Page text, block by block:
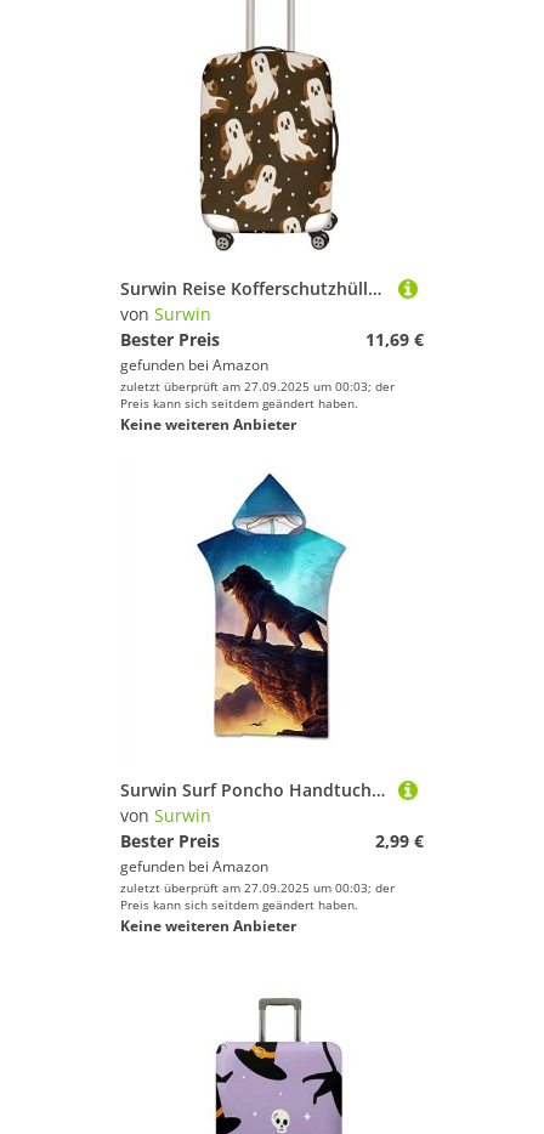
Surwin Reise Kofferschutzhülle Reisetasche Kofferbezug Elastisch Kofferhülle Gepäck Cover Halloween-Muster Waschbare Reisekoffer Hülle Schutz Bezug Schutzhülle (Muster 5,XL (30-32 Zoll))
von Surwin
Bester Preis
11,69 €
gefunden bei Amazon
zuletzt überprüft am 27.09.2025 um 00:03; der
Preis kann sich seitdem geändert haben.
Keine weiteren Anbieter
Surwin Surf Poncho Handtuch mit Kapuze, Wolf Drucken Badeponcho Damen Herren, Strand Poncho Kapuze Schnelltrocknend Strandtücher Mikrofaser Bademantel Schwimmen Badetuch (König Löwen 2,75x110cm)
von Surwin
Bester Preis
2,99 €
gefunden bei Amazon
zuletzt überprüft am 27.09.2025 um 00:03; der
Preis kann sich seitdem geändert haben.
Keine weiteren Anbieter